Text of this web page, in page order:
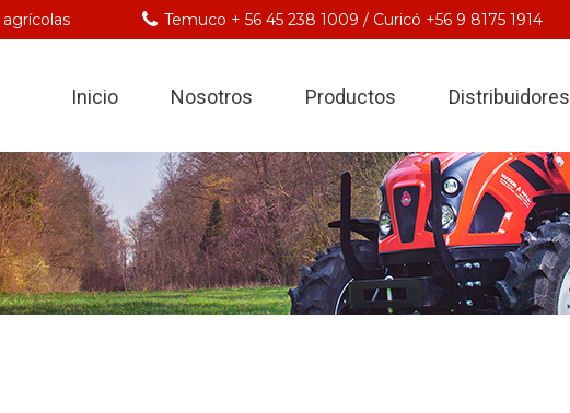
Temuco + 56 45 238 1009 / Curicó +56 9 8175 1914
Inicio Nosotros Productos Distribuidores